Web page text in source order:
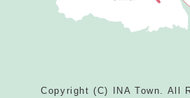
Copyright (C) INA Town. All